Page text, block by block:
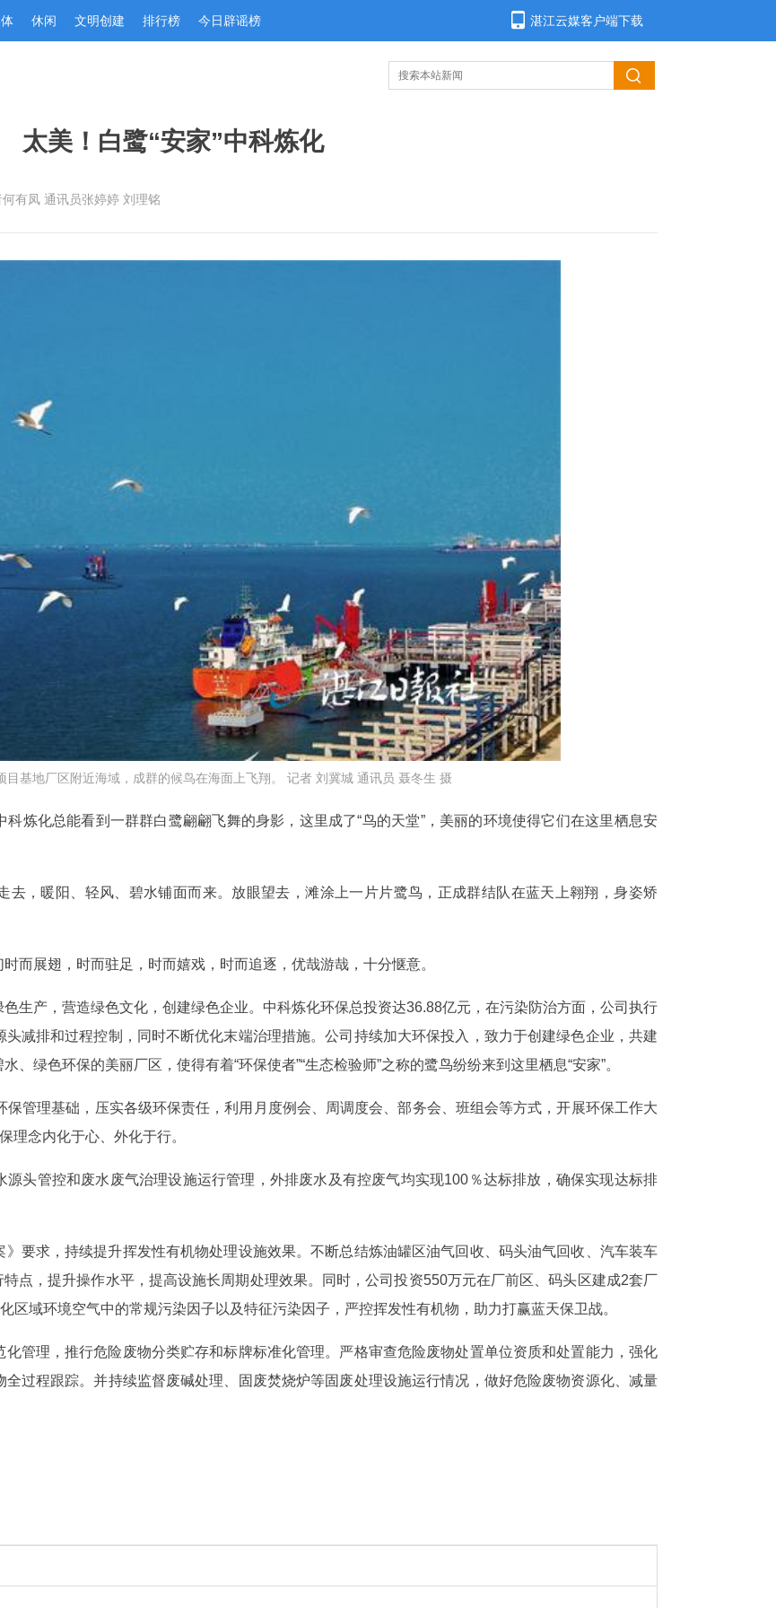
休闲 文明创建 排行榜 今日辟谣榜 湛江云媒客户端下载
太美！白鹭“安家”中科炼化
有凤 通讯员张婷婷 刘理铭
目基地厂区附近海域，成群的候鸟在海面上飞翔。 记者 刘冀城 通讯员 聂冬生 摄
炼化总能看到一群群白鹭翩翩飞舞的身影，这里成了“鸟的天堂”，美丽的环境使得它们在这里栖息安
去，暖阳、轻风、碧水铺面而来。放眼望去，滩涂上一片片鹭鸟，正成群结队在蓝天上翱翔，身姿矫
而展翅，时而驻足，时而嬉戏，时而追逐，优哉游哉，十分惬意。
生产，营造绿色文化，创建绿色企业。中科炼化环保总投资达36.88亿元，在污染防治方面，公司执行
减排和过程控制，同时不断优化末端治理措施。公司持续加大环保投入，致力于创建绿色企业，共建
绿色环保的美丽厂区，使得有着“环保使者”“生态检验师”之称的鹭鸟纷纷来到这里栖息“安家”。
保管理基础，压实各级环保责任，利用月度例会、周调度会、部务会、班组会等方式，开展环保工作大
理念内化于心、外化于行。
源头管控和废水废气治理设施运行管理，外排废水及有控废气均实现100％达标排放，确保实现达标排
要求，持续提升挥发性有机物处理设施效果。不断总结炼油罐区油气回收、码头油气回收、汽车装车
点，提升操作水平，提高设施长周期处理效果。同时，公司投资550万元在厂前区、码头区建成2套厂
区域环境空气中的常规污染因子以及特征污染因子，严控挥发性有机物，助力打赢蓝天保卫战。
管理，推行危险废物分类贮存和标牌标准化管理。严格审查危险废物处置单位资质和处置能力，强化
过程跟踪。并持续监督废碱处理、固废焚烧炉等固废处理设施运行情况，做好危险废物资源化、减量